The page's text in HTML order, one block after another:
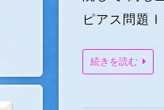
ピアス問題
続きを読む